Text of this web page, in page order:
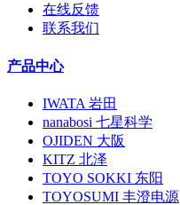
在线反馈
联系我们
产品中心
IWATA 岩田
nanabosi 七星科学
OJIDEN 大阪
KITZ 北泽
TOYO SOKKI 东阳
TOYOSUMI 丰澄电源